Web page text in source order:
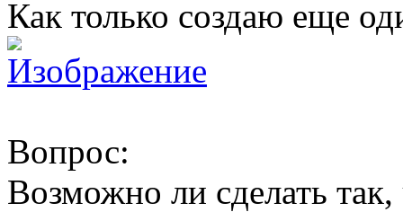
Как только создаю еще
Вопрос:
Возможно ли сделать